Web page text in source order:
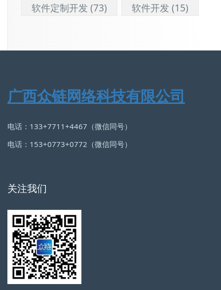
软件定制开发 (73) 软件开发 (15)
广西众链网络科技有限公司
电话：133+7711+4467（微信同号）
电话：153+0773+0772（微信同号）
关注我们